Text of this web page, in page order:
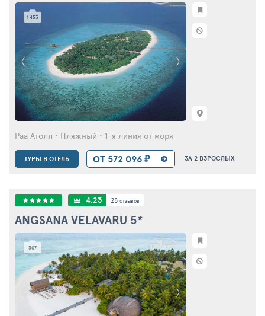
1 453
Раа Атолл • Пляжный • 1-я линия от моря
ТУРЫ В ОТЕЛЬ ОТ 572 096 ₽ ЗА 2 ВЗРОСЛЫХ
307
4.23 28 отзывов
ANGSANA VELAVARU 5*